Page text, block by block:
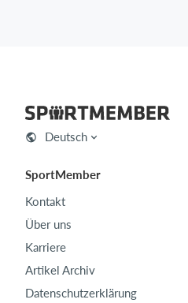
Deutsch
SportMember
Kontakt
Über uns
Karriere
Artikel Archiv
Datenschutzerklärung